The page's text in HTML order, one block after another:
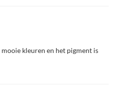
kleuren en het pigment is